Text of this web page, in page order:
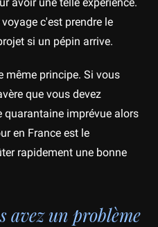
c'est prendre le
si un pépin arrive.
même principe. Si vous
que vous devez
quarantaine imprévue alors
en France est le
rapidement une bonne
avez un problème